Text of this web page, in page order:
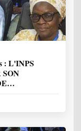
: L'INPS